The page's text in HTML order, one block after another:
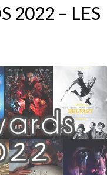
2022 – LES